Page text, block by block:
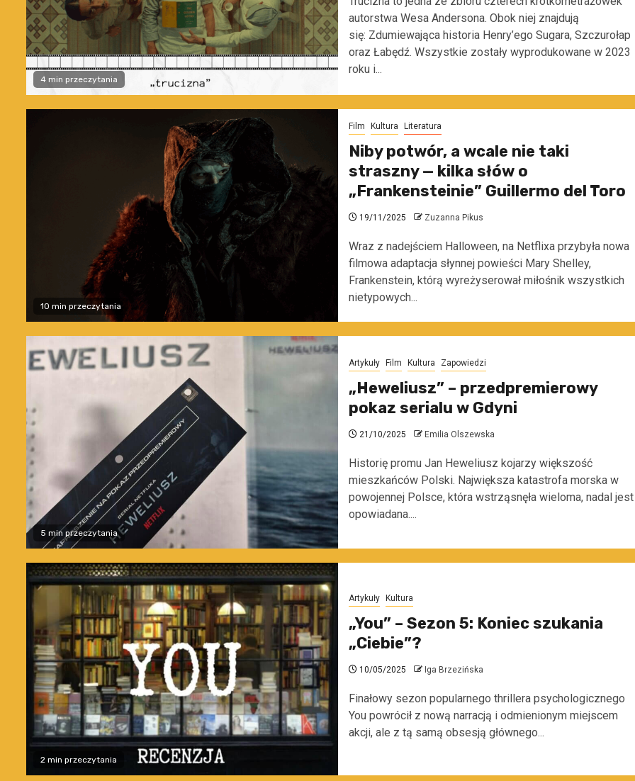
4 min przeczytania
autorstwa Wesa Andersona. Obok niej znajdują
się: Zdumiewająca historia Henry’ego Sugara, Szczurołap
oraz Łabędź. Wszystkie zostały wyprodukowane w 2023
roku i...
10 min przeczytania
Film Kultura Literatura
Niby potwór, a wcale nie taki
straszny — kilka słów o
„Frankensteinie” Guillermo del Toro
19/11/2025 Zuzanna Pikus
Wraz z nadejściem Halloween, na Netflixa przybyła nowa
filmowa adaptacja słynnej powieści Mary Shelley,
Frankenstein, którą wyreżyserował miłośnik wszystkich
nietypowych...
5 min przeczytania
Artykuły Film Kultura Zapowiedzi
„Heweliusz” – przedpremierowy
pokaz serialu w Gdyni
21/10/2025 Emilia Olszewska
Historię promu Jan Heweliusz kojarzy większość
mieszkańców Polski. Największa katastrofa morska w
powojennej Polsce, która wstrząsnęła wieloma, nadal jest
opowiadana....
2 min przeczytania
Artykuły Kultura
„You” – Sezon 5: Koniec szukania
„Ciebie”?
10/05/2025 Iga Brzezińska
Finałowy sezon popularnego thrillera psychologicznego
You powrócił z nową narracją i odmienionym miejscem
akcji, ale z tą samą obsesją głównego...